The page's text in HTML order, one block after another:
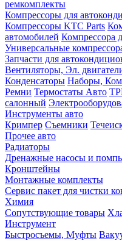
ремкомплекты
Компрессоры для
Компрессоры KTC Parts
автомобилей Компрессора
Универсальные
Запчасти для
Вентиляторы, Эл.
Конденсаторы Наборы,
Ремни Термостаты Авто
салонный
Инструменты авто
Кримпер Съемники
Прочее авто
Радиаторы
Дренажные насосы и
Кронштейны
Монтажные комплекты
Сервис пакет для чистки
Химия
Сопутствующие товары
Инструмент
Быстросъемы, Муфты